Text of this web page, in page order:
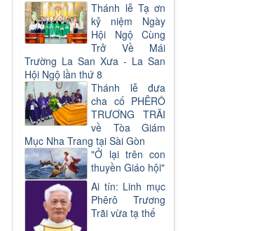
Thánh lễ Tạ ơn
kỷ niệm Ngày
Hội Ngộ Cùng
Trở Về Mái
Trường La San Xưa - La San
Hội Ngộ lần thứ 8
Thánh lễ đưa
cha cố PHÊRÔ
TRƯƠNG TRÃI
về Tòa Giám
Mục Nha Trang tại Sài Gòn
"Ở lại trên con
thuyền Giáo hội"
Ai tín: Linh mục
Phêrô Trương
Trãi vừa tạ thế